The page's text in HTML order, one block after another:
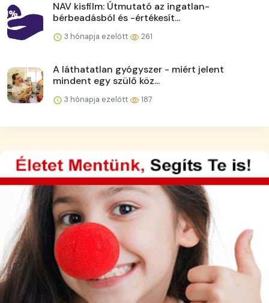
NAV kisfilm: Útmutató az ingatlan-
bérbeadásból és -értékesít...
3 hónapja ezelőtt 261
A láthatatlan gyógyszer - miért jelent
mindent egy szülő köz...
3 hónapja ezelőtt 187